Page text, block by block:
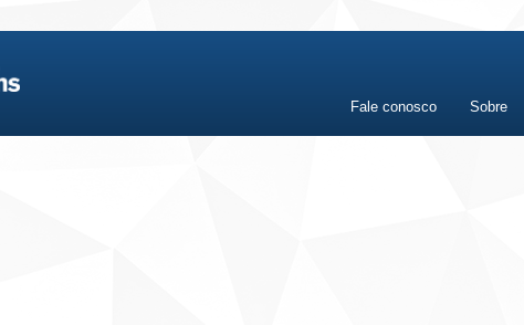
Fale conosco Sobre